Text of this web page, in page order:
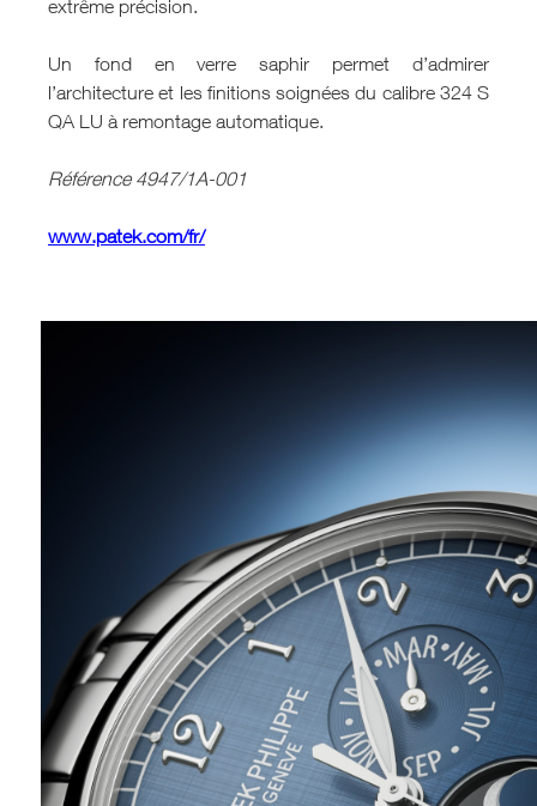
extrême précision.
Un fond en verre saphir permet d’admirer
l’architecture et les finitions soignées du calibre 324 S
QA LU à remontage automatique.
Référence 4947/1A-001
www.patek.com/fr/